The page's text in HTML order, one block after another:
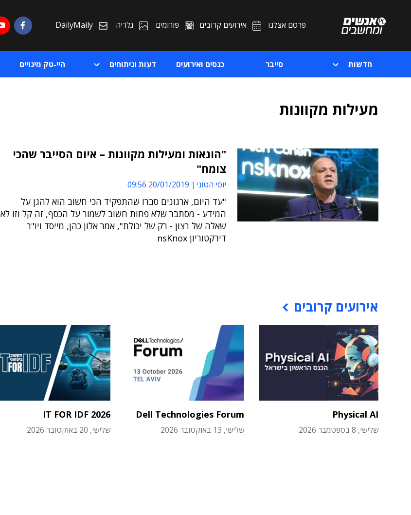
פרסם אצלנו אירועים קרובים פורומים גלריה DailyMaily
חדשות סייבר כנסים ואירועים דעות וניתוחים היי-טק מינויים
מעילות מקוונות
"הונאות ומעילות מקוונות – איום הסייבר שהכי
צומח"
יוסי הטוני 20/01/2019 09:56
"עד היום, ארגונים סברו שהתפקיד הכי חשוב הוא להגן על
המידע - מסתבר שלא פחות חשוב לשמור על הכסף, זה קל וזו לא
שאלה של רצון - רק של יכולת", אמר אלון כהן, מייסד ויו"ר
דירקטוריון nsKnox
אירועים קרובים
Physical AI
שלישי, 8 בספטמבר 2026
Dell Technologies Forum
שלישי, 13 באוקטובר 2026
IT FOR IDF 2026
שלישי, 20 באוקטובר 2026